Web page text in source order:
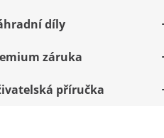
díly
záruka
příručka